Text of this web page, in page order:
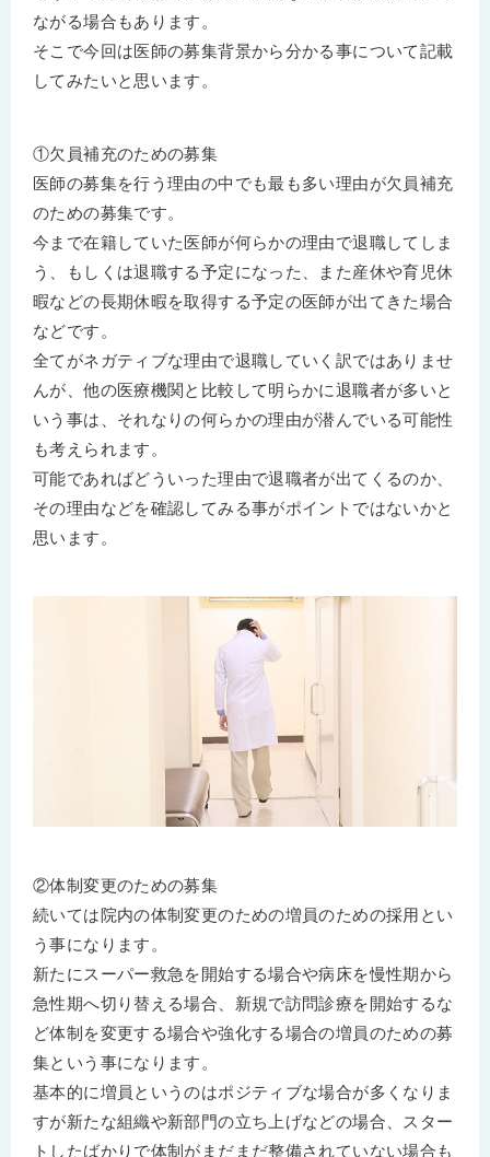
ながる場合もあります。
そこで今回は医師の募集背景から分かる事について記載
してみたいと思います。
①欠員補充のための募集
医師の募集を行う理由の中でも最も多い理由が欠員補充
のための募集です。
今まで在籍していた医師が何らかの理由で退職してしま
う、もしくは退職する予定になった、また産休や育児休
暇などの長期休暇を取得する予定の医師が出てきた場合
などです。
全てがネガティブな理由で退職していく訳ではありませ
んが、他の医療機関と比較して明らかに退職者が多いと
いう事は、それなりの何らかの理由が潜んでいる可能性
も考えられます。
可能であればどういった理由で退職者が出てくるのか、
その理由などを確認してみる事がポイントではないかと
思います。
②体制変更のための募集
続いては院内の体制変更のための増員のための採用とい
う事になります。
新たにスーパー救急を開始する場合や病床を慢性期から
急性期へ切り替える場合、新規で訪問診療を開始するな
ど体制を変更する場合や強化する場合の増員のための募
集という事になります。
基本的に増員というのはポジティブな場合が多くなりま
すが新たな組織や新部門の立ち上げなどの場合、スター
トしたばかりで体制がまだまだ整備されていない場合も